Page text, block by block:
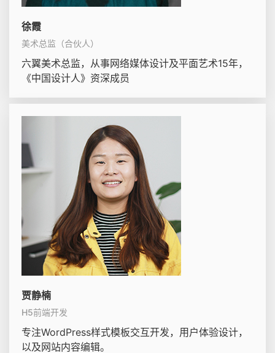
徐霞
美术总监（合伙人）
六翼美术总监，从事网络媒体设计及平面艺术15年，
《中国设计人》资深成员
贾静楠
H5前端开发
专注WordPress样式模板交互开发，用户体验设计，
以及网站内容编辑。